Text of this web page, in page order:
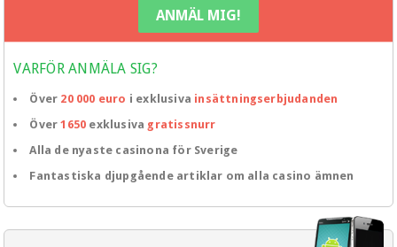
VARFÖR ANMÄLA SIG?
Över 20 000 euro i exklusiva insättningserbjudanden
Över 1650 exklusiva gratissnurr
Alla de nyaste casinona för Sverige
Fantastiska djupgående artiklar om alla casino ämnen